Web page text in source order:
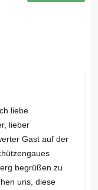
liebe
lieber
Gast auf der
begrüßen zu
uns, diese